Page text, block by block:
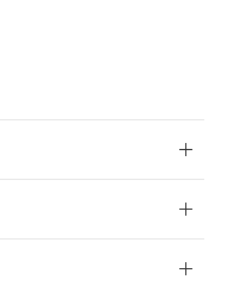
した。
切替を完了
とがない限
しておりま